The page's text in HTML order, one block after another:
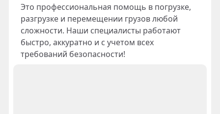
Это профессиональная помощь в погрузке,
разгрузке и перемещении грузов любой
сложности. Наши специалисты работают
быстро, аккуратно и с учетом всех
требований безопасности!